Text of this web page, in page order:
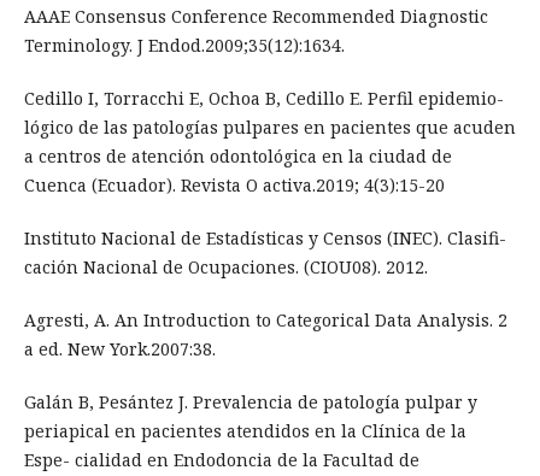
AAAE Consensus Conference Recommended Diagnostic
Terminology. J Endod.2009;35(12):1634.
Cedillo I, Torracchi E, Ochoa B, Cedillo E. Perfil epidemio-
lógico de las patologías pulpares en pacientes que acuden
a centros de atención odontológica en la ciudad de
Cuenca (Ecuador). Revista O activa.2019; 4(3):15-20
Instituto Nacional de Estadísticas y Censos (INEC). Clasifi-
cación Nacional de Ocupaciones. (CIOU08). 2012.
Agresti, A. An Introduction to Categorical Data Analysis. 2
a ed. New York.2007:38.
Galán B, Pesántez J. Prevalencia de patología pulpar y
periapical en pacientes atendidos en la Clínica de la
Espe- cialidad en Endodoncia de la Facultad de